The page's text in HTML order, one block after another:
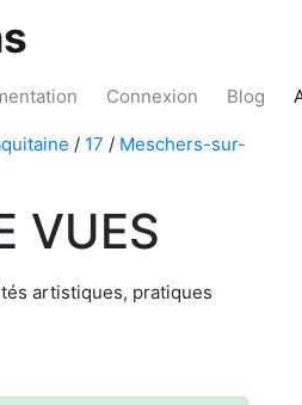
Connexion Blog
/ 17 / Meschers-sur-
VUES
artistiques, pratiques